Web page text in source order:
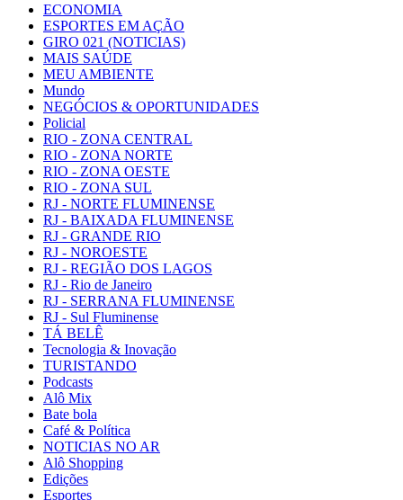
ECONOMIA
ESPORTES EM AÇÃO
GIRO 021 (NOTICIAS)
MAIS SAÚDE
MEU AMBIENTE
Mundo
NEGÓCIOS & OPORTUNIDADES
Policial
RIO - ZONA CENTRAL
RIO - ZONA NORTE
RIO - ZONA OESTE
RIO - ZONA SUL
RJ - NORTE FLUMINENSE
RJ - BAIXADA FLUMINENSE
RJ - GRANDE RIO
RJ - NOROESTE
RJ - REGIÃO DOS LAGOS
RJ - Rio de Janeiro
RJ - SERRANA FLUMINENSE
RJ - Sul Fluminense
TÁ BELÊ
Tecnologia & Inovação
TURISTANDO
Podcasts
Alô Mix
Bate bola
Café & Política
NOTICIAS NO AR
Alô Shopping
Edições
Esportes